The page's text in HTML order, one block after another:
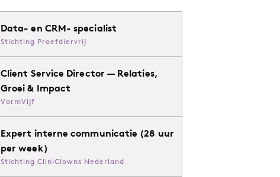
Data- en CRM- specialist
Stichting Proefdiervrij
Client Service Director — Relaties,
Groei & Impact
VormVijf
Expert interne communicatie (28 uur
per week)
Stichting CliniClowns Nederland